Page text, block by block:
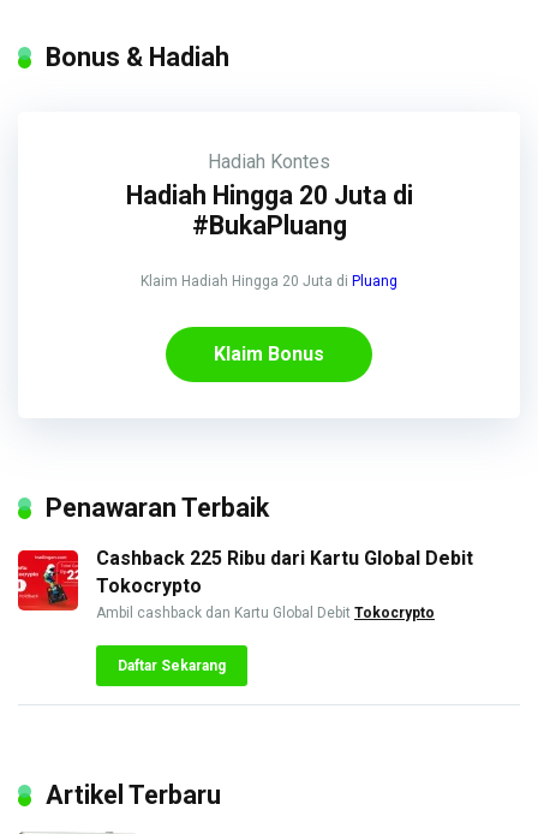
Bonus & Hadiah
Hadiah Kontes
Hadiah Hingga 20 Juta di
#BukaPluang
Klaim Hadiah Hingga 20 Juta di Pluang
Klaim Bonus
Penawaran Terbaik
Cashback 225 Ribu dari Kartu Global Debit
Tokocrypto
Ambil cashback dan Kartu Global Debit Tokocrypto
Daftar Sekarang
Artikel Terbaru